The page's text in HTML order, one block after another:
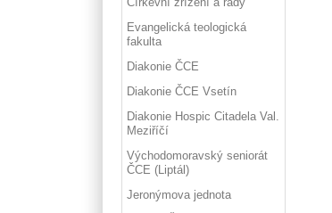
Evangelická teologická
fakulta
Diakonie ČCE
Diakonie ČCE Vsetín
Diakonie Hospic Citadela Val.
Meziříčí
Východomoravský seniorát
ČCE (Liptál)
Jeronýmova jednota